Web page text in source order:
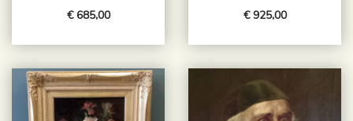
€ 685,00 € 925,00